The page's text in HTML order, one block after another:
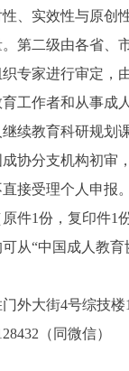
、实效性与原创
第二级由各省、
专家进行审定，
作者和从事成人
续教育科研规划
成协分支机构初
接受理个人申报
1份，复印件1
“中国成人教育
大街4号综技楼
（同微信）